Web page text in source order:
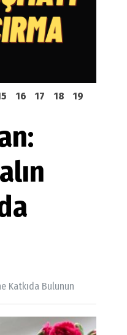
16 17 18 19
Katkıda Bulunun